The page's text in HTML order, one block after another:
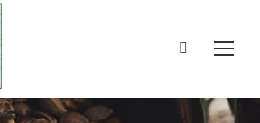
Search: